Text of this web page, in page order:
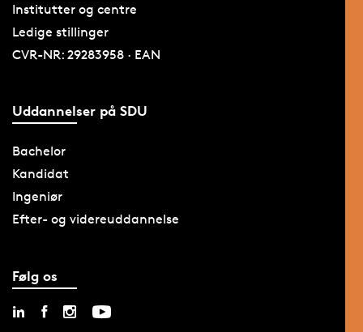
Institutter og centre
Ledige stillinger
CVR-NR: 29283958 · EAN
Uddannelser på SDU
Bachelor
Kandidat
Ingeniør
Efter- og videreuddannelse
Følg os